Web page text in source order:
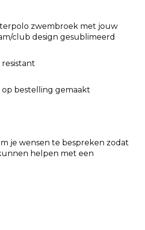
zwembroek met jouw
club design gesublimeerd
bestelling gemaakt
je wensen te bespreken zodat
helpen met een